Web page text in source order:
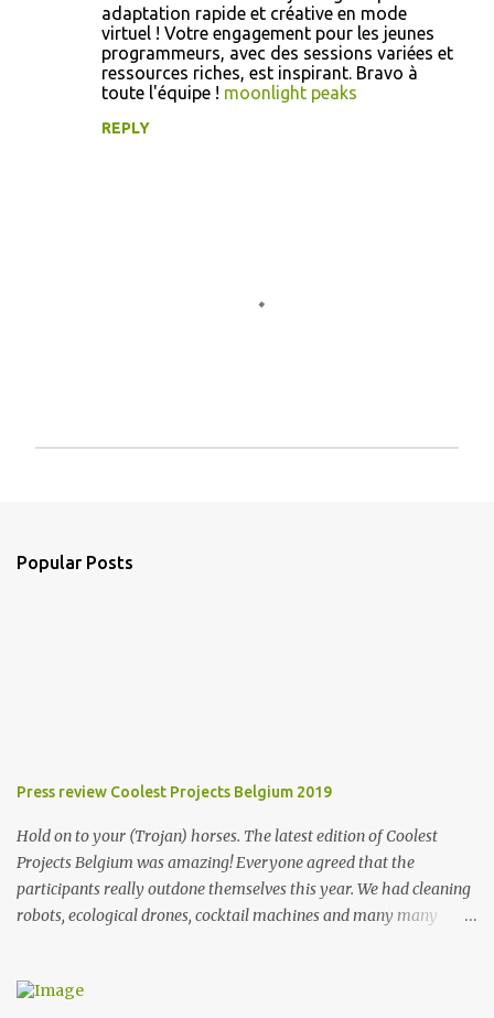
adaptation rapide et créative en mode
virtuel ! Votre engagement pour les jeunes
programmeurs, avec des sessions variées et
ressources riches, est inspirant. Bravo à
toute l'équipe ! moonlight peaks
REPLY
a
Popular Posts
Press review Coolest Projects Belgium 2019
Hold on to your (Trojan) horses. The latest edition of Coolest
Projects Belgium was amazing! Everyone agreed that the
participants really outdone themselves this year. We had cleaning
robots, ecological drones, cocktail machines and many many
aftermovie here: If you got another 4 hours to kill, you can really